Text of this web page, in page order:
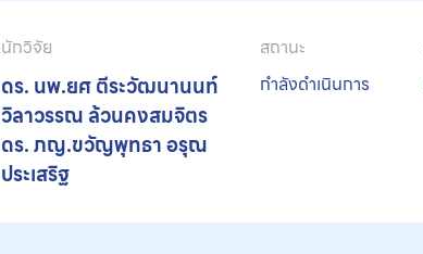
นักวิจัย
ดร. นพ.ยศ ตีระวัฒนานนท์
วิลาวรรณ ล้วนคงสมจิตร
ดร. ภญ.ขวัญพุทธา อรุณ
ประเสริฐ
สถานะ
กำลังดำเนินการ